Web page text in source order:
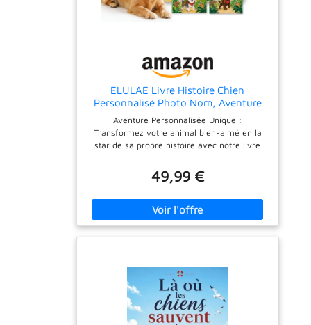
ELULAE Livre Histoire Chien
Personnalisé Photo Nom, Aventure
Enfants, Histoire Coucher, Souvenir
Animal Noël Anniversaire Amoureux
Baby Shower
Aventure Personnalisée Unique :
Transformez votre animal bien-aimé en la
star de sa propre histoire avec notre livre
Téléchargez une photo et un nom pour créer
un personnage de dessin animé dessiné à la
palpitante dans la jungle, faisant de la
lecture une expérience personnelle et
message sincère sur la page de titre. Ce livre
photo personnalisé pour animaux est un
cadeau exceptionnel pour les anniversaires,
Noël ou toute célébration familiale, offrant
une façon significative de créer des
49,99 €